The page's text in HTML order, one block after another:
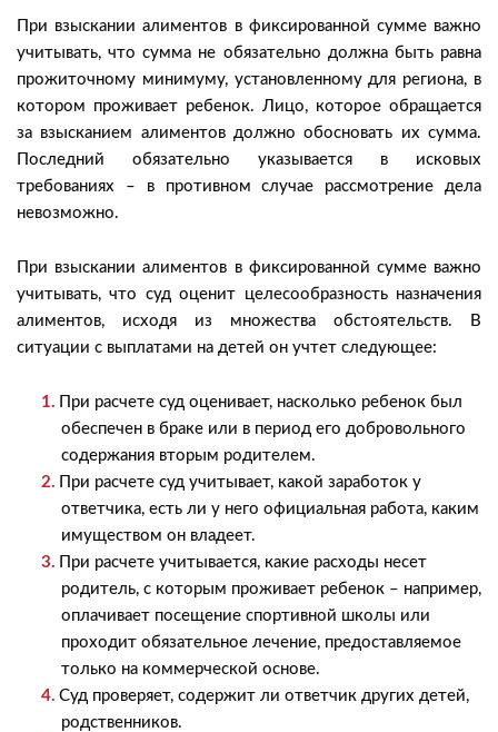
При взыскании алиментов в фиксированной сумме важно
учитывать, что сумма не обязательно должна быть равна
прожиточному минимуму, установленному для региона, в
котором проживает ребенок. Лицо, которое обращается
за взысканием алиментов должно обосновать их сумма.
Последний обязательно указывается в исковых
требованиях – в противном случае рассмотрение дела
невозможно.
При взыскании алиментов в фиксированной сумме важно
учитывать, что суд оценит целесообразность назначения
алиментов, исходя из множества обстоятельств. В
ситуации с выплатами на детей он учтет следующее:
При расчете суд оценивает, насколько ребенок был
обеспечен в браке или в период его добровольного
содержания вторым родителем.
При расчете суд учитывает, какой заработок у
ответчика, есть ли у него официальная работа, каким
имуществом он владеет.
При расчете учитывается, какие расходы несет
родитель, с которым проживает ребенок – например,
оплачивает посещение спортивной школы или
проходит обязательное лечение, предоставляемое
только на коммерческой основе.
Суд проверяет, содержит ли ответчик других детей,
родственников.